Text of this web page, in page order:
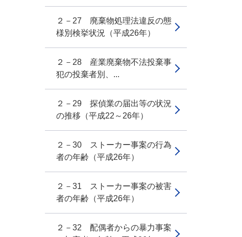
２－27 廃棄物処理法違反の態
様別検挙状況（平成26年）
２－28 産業廃棄物不法投棄事
犯の投棄者別、...
２－29 探偵業の届出等の状況
の推移（平成22～26年）
２－30 ストーカー事案の行為
者の年齢（平成26年）
２－31 ストーカー事案の被害
者の年齢（平成26年）
２－32 配偶者からの暴力事案